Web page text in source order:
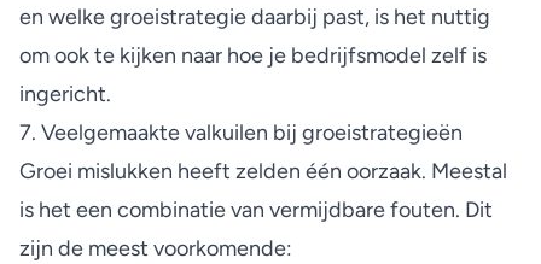
en welke groeistrategie daarbij past, is het nuttig
om ook te kijken naar hoe je bedrijfsmodel zelf is
ingericht.
7. Veelgemaakte valkuilen bij groeistrategieën
Groei mislukken heeft zelden één oorzaak. Meestal
is het een combinatie van vermijdbare fouten. Dit
zijn de meest voorkomende: